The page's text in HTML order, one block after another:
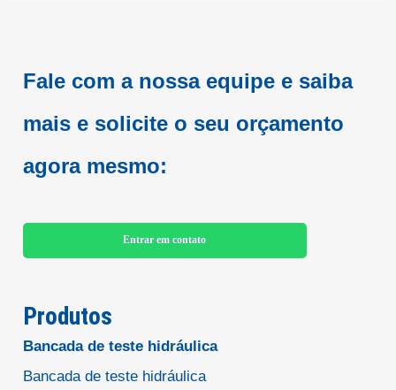
Fale com a nossa equipe e saiba
mais e solicite o seu orçamento
agora mesmo:
Entrar em contato
Produtos
Bancada de teste hidráulica
Bancada de teste hidráulica